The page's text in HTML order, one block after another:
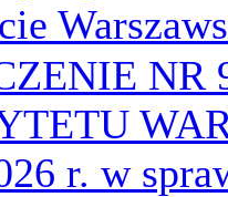
NR
r. w